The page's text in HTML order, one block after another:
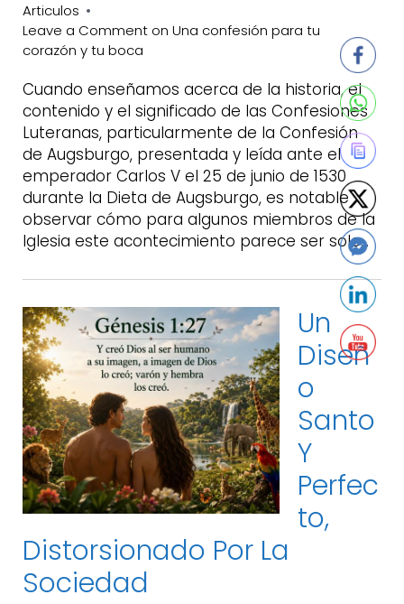
Articulos
Leave a Comment on Una confesión para tu
corazón y tu boca
Cuando enseñamos acerca de la historia, el
contenido y el significado de las Confesiones
Luteranas, particularmente de la Confesión
de Augsburgo, presentada y leída ante el
emperador Carlos V el 25 de junio de 1530
durante la Dieta de Augsburgo, es notable
observar cómo para algunos miembros de la
Iglesia este acontecimiento parece ser solo…
Un
Diseñ
O
Santo
Y
Perfec
To,
Distorsionado Por La
Sociedad